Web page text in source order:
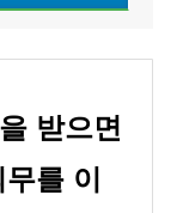
받으면
를 이